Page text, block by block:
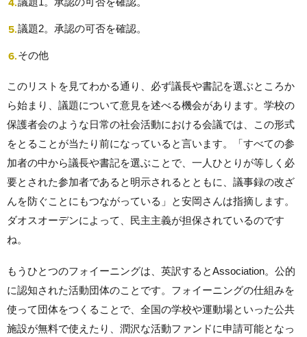
議題2。承認の可否を確認。
その他
このリストを見てわかる通り、必ず議長や書記を選ぶところか
ら始まり、議題について意見を述べる機会があります。学校の
保護者会のような日常の社会活動における会議では、この形式
をとることが当たり前になっていると言います。「すべての参
加者の中から議長や書記を選ぶことで、一人ひとりが等しく必
要とされた参加者であると明示されるとともに、議事録の改ざ
んを防ぐことにもつながっている」と安岡さんは指摘します。
ダオスオーデンによって、民主主義が担保されているのです
ね。
もうひとつのフォイーニングは、英訳するとAssociation。公的
に認知された活動団体のことです。フォイーニングの仕組みを
使って団体をつくることで、全国の学校や運動場といった公共
施設が無料で使えたり、潤沢な活動ファンドに申請可能となっ